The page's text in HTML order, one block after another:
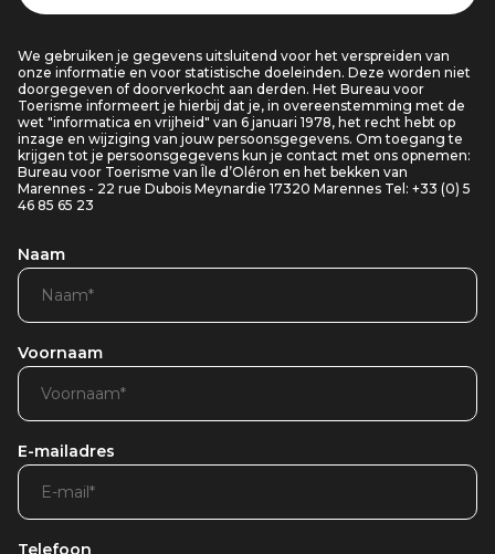
We gebruiken je gegevens uitsluitend voor het verspreiden van
onze informatie en voor statistische doeleinden. Deze worden niet
doorgegeven of doorverkocht aan derden. Het Bureau voor
Toerisme informeert je hierbij dat je, in overeenstemming met de
wet "informatica en vrijheid" van 6 januari 1978, het recht hebt op
inzage en wijziging van jouw persoonsgegevens. Om toegang te
krijgen tot je persoonsgegevens kun je contact met ons opnemen:
Bureau voor Toerisme van Île d’Oléron en het bekken van
Marennes - 22 rue Dubois Meynardie 17320 Marennes Tel: +33 (0) 5
46 85 65 23
Naam
Voornaam
E-mailadres
Telefoon